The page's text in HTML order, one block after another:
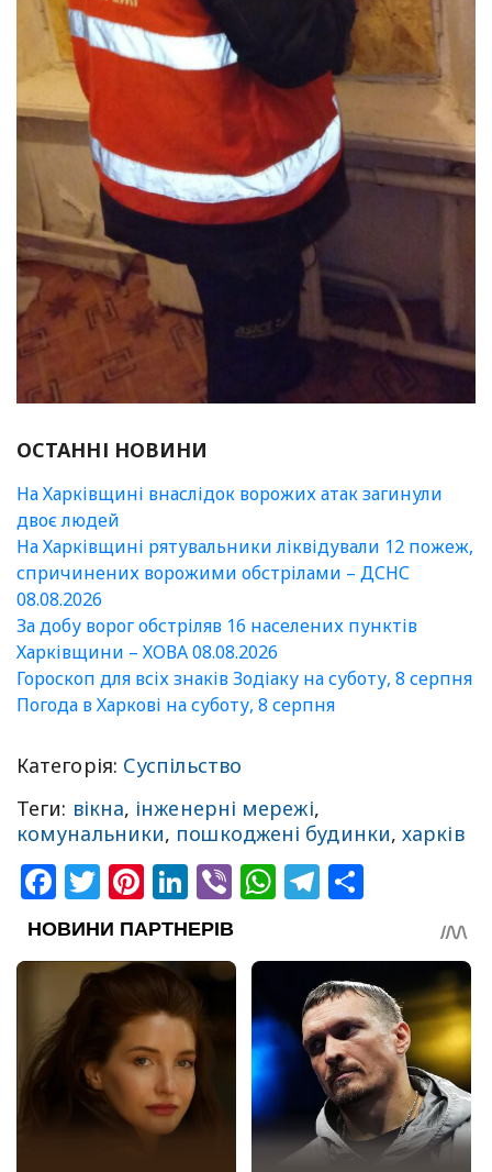
ОСТАННІ НОВИНИ
На Харківщині внаслідок ворожих атак загинули
двоє людей
На Харківщині рятувальники ліквідували 12 пожеж,
спричинених ворожими обстрілами – ДСНС
08.08.2026
За добу ворог обстріляв 16 населених пунктів
Харківщини – ХОВА 08.08.2026
Гороскоп для всіх знаків Зодіаку на суботу, 8 серпня
Погода в Харкові на суботу, 8 серпня
Категорія: Суспільство
Теги: вікна, інженерні мережі,
комунальники, пошкоджені будинки,харків
Facebook
Twitter
Pinterest
LinkedIn
ViberWhatsApp
Telegram